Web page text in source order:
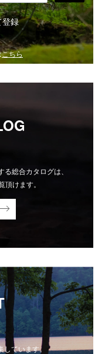
登録
こちら
総合カタログは、
けます。
ています。